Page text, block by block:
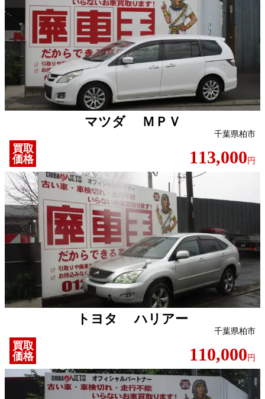
マツダ ＭＰＶ
千葉県柏市
買取
価格
113,000 円
トヨタ ハリアー
千葉県柏市
買取
価格
110,000 円